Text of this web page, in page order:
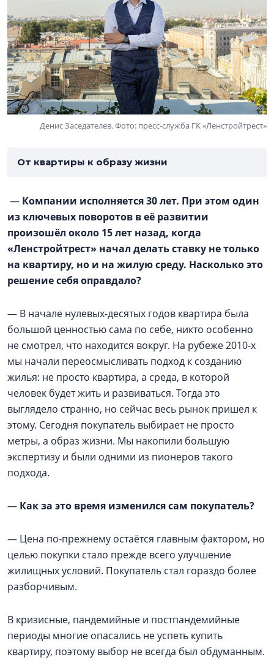
Денис Заседателев. Фото: пресс-служба ГК «Ленстройтрест»
От квартиры к образу жизни
— Компании исполняется 30 лет. При этом один
из ключевых поворотов в её развитии
произошёл около 15 лет назад, когда
«Ленстройтрест» начал делать ставку не только
на квартиру, но и на жилую среду. Насколько это
решение себя оправдало?
— В начале нулевых-десятых годов квартира была
большой ценностью сама по себе, никто особенно
не смотрел, что находится вокруг. На рубеже 2010-х
мы начали переосмысливать подход к созданию
жилья: не просто квартира, а среда, в которой
человек будет жить и развиваться. Тогда это
выглядело странно, но сейчас весь рынок пришел к
этому. Сегодня покупатель выбирает не просто
метры, а образ жизни. Мы накопили большую
экспертизу и были одними из пионеров такого
подхода.
— Как за это время изменился сам покупатель?
— Цена по-прежнему остаётся главным фактором, но
целью покупки стало прежде всего улучшение
жилищных условий. Покупатель стал гораздо более
разборчивым.
В кризисные, пандемийные и постпандемийные
периоды многие опасались не успеть купить
квартиру, поэтому выбор не всегда был обдуманным.